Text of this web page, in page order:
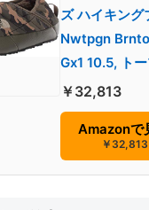
ズ ハイキン
Nwtpgn
Gx1 10.5, ト
￥32,813
Amazonで
￥32,813